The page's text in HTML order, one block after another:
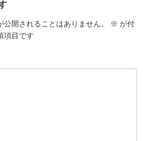
公開されることはありません。 ※ が付
項目です